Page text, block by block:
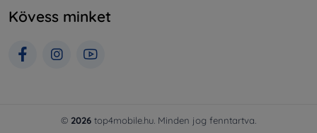
Kövess minket
© 2026 top4mobile.hu. Minden jog fenntartva.